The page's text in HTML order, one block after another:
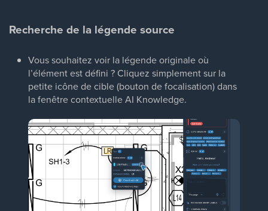
Recherche de la légende source
Vous souhaitez voir la légende originale où
l’élément est défini ? Cliquez simplement sur la
petite icône de cible (bouton de focalisation) dans
la fenêtre contextuelle AI Knowledge.